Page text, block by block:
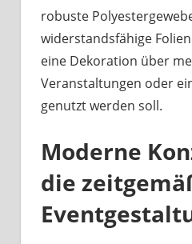
robuste
widerstandsfähige
eine Dekoration über
Veranstaltungen oder
genutzt werden soll.
Moderne
die